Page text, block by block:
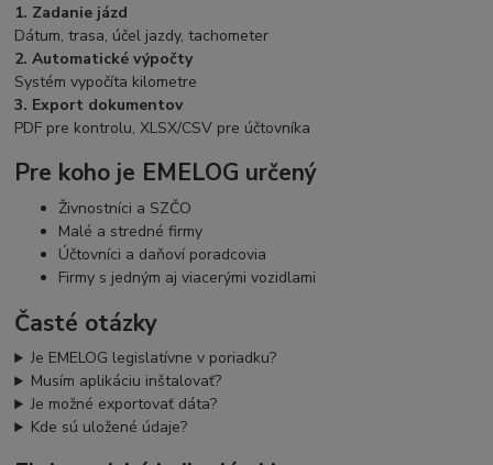
1. Zadanie jázd
Dátum, trasa, účel jazdy, tachometer
2. Automatické výpočty
Systém vypočíta kilometre
3. Export dokumentov
PDF pre kontrolu, XLSX/CSV pre účtovníka
Pre koho je EMELOG určený
Živnostníci a SZČO
Malé a stredné firmy
Účtovníci a daňoví poradcovia
Firmy s jedným aj viacerými vozidlami
Časté otázky
Je EMELOG legislatívne v poriadku?
Musím aplikáciu inštalovať?
Je možné exportovať dáta?
Kde sú uložené údaje?